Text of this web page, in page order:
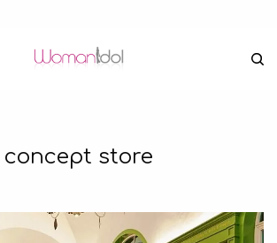
concept store